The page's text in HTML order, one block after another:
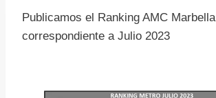
Publicamos el Ranking AMC Marbella
correspondiente a Julio 2023